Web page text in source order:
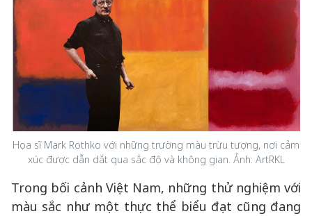
Họa sĩ Mark Rothko với những trường màu trừu tượng, nơi cảm
xúc được dẫn dắt qua sắc độ và không gian. Ảnh: ArtRKL
Trong bối cảnh Việt Nam, những thử nghiệm với
màu sắc như một thực thể biểu đạt cũng đang